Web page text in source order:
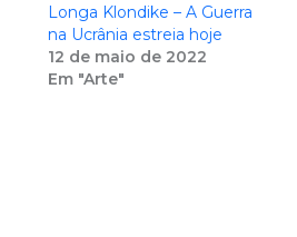
Longa Klondike – A Guerra
na Ucrânia estreia hoje
12 de maio de 2022
Em "Arte"